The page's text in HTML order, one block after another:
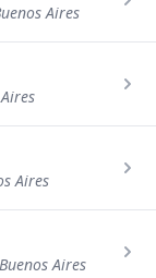
Aires
Aires
Aires